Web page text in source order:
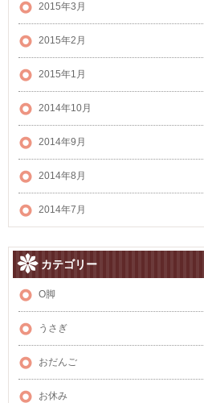
2015年3月
2015年2月
2015年1月
2014年10月
2014年9月
2014年8月
2014年7月
カテゴリー
O脚
うさぎ
おだんご
お休み